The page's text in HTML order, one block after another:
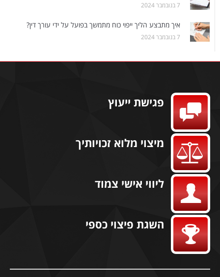
7 בנובמבר 2024
איך מתבצע הליך ייפוי כוח מתמשך בפועל על ידי עורך דין?
7 בנובמבר 2024
פגישת ייעוץ
מיצוי מלוא זכויותיך
ליווי אישי צמוד
השגת פיצוי כספי